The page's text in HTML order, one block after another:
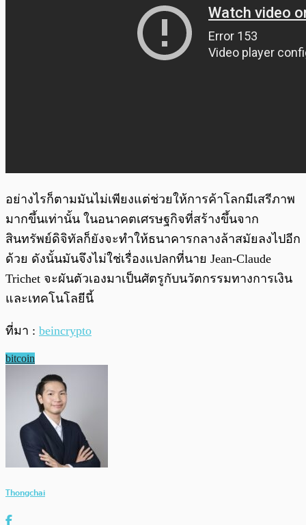
อย่างไรก็ตามมันไม่เพียงแต่ช่วยให้การค้าโลกมีเสรีภาพ
มากขึ้นเท่านั้น ในอนาคตเศรษฐกิจที่สร้างขึ้นจาก
สินทรัพย์ดิจิทัลก็ยังจะทำให้ธนาคารกลางล้าสมัยลงไปอีก
ด้วย ดังนั้นมันจึงไม่ใช่เรื่องแปลกที่นาย Jean-Claude
Trichet จะผันตัวเองมาเป็นศัตรูกับนวัตกรรมทางการเงิน
และเทคโนโลยีนี้
ที่มา : beincrypto
bitcoin
Thongchai